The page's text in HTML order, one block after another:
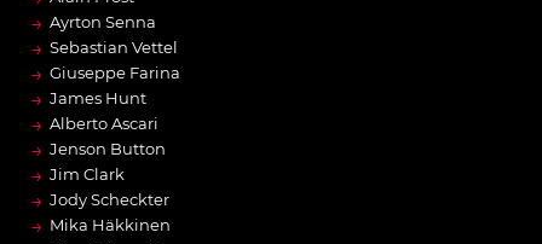
→ Ayrton Senna
→ Sebastian Vettel
→ Giuseppe Farina
→ James Hunt
→ Alberto Ascari
→ Jenson Button
→ Jim Clark
→ Jody Scheckter
→ Mika Häkkinen